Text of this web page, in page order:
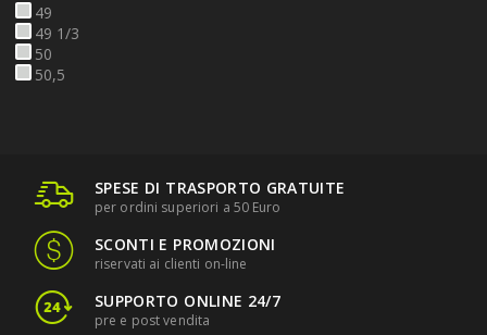
49
49 1/3
50
50,5
SPESE DI TRASPORTO GRATUITE
per ordini superiori a 50 Euro
SCONTI E PROMOZIONI
riservati ai clienti on-line
SUPPORTO ONLINE 24/7
pre e post vendita